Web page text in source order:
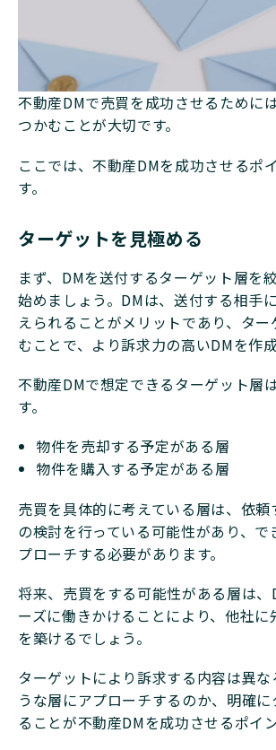
不動産DMで売買を成功させるために
つかむことが大切です。
ここでは、不動産DMを成功させるポ
す。
ターゲットを見極める
まず、DMを送付するターゲット層を
始めましょう。DMは、送付する相手
えられることがメリットであり、タ
むことで、より訴求力の高いDMを作成
不動産DMで想定できるターゲット層
す。
物件を売却する予定がある層
物件を購入する予定がある層
売買を具体的に考えている層は、依
の検討を行っている可能性があり、で
プローチする必要があります。
将来、売買をする可能性がある層は、
ーズに働きかけることにより、他社
を築けるでしょう。
ターゲットにより訴求する内容は異
うな層にアプローチするのか、明確
ることが不動産DMを成功させるポイン